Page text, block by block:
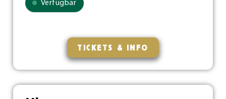
Verfügbar
TICKETS & INFO